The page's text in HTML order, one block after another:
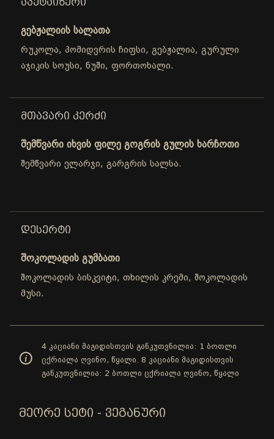
გებჟალიის სალათა
რუკოლა, პომიდვრის ჩიფსი, გებჟალია, გურული
აჯიკის სოუსი, ნუში, ფორთოხალი.
ᲛᲗᲐᲕᲐᲠᲘ ᲙᲔᲠᲫᲘ
შემწვარი იხვის ფილე გოგრის გულის ხარჩოთი
შემწვარი ელარჯი, გარგრის სალსა.
ᲓᲔᲡᲔᲠᲢᲘ
შოკოლადის გუმბათი
შოკოლადის ბისკვიტი, თხილის კრემი, შოკოლადის
მუსი.
4 კაციანი მაგიდისთვის განკუთვნილია: 1 ბოთლი
ცქრიალა ღვინო, წყალი. 8 კაციანი მაგიდისთვის
განკუთვნილია: 2 ბოთლი ცქრიალა ღვინო, წყალი
ᲛᲔᲝᲠᲔ ᲡᲔᲢᲘ - ᲕᲔᲒᲐᲜᲣᲠᲘ